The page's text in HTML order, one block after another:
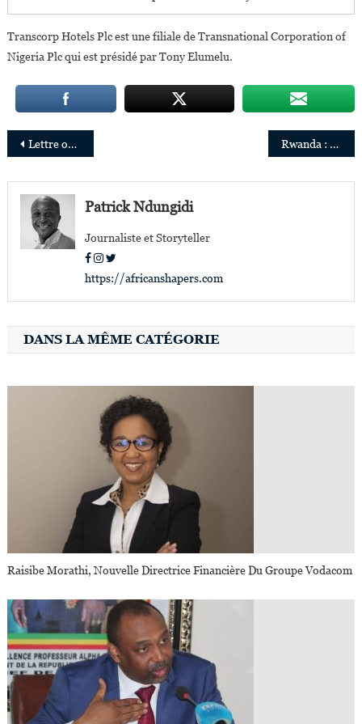
Transcorp Hotels Plc est une filiale de Transnational Corporation of
Nigeria Plc qui est présidé par Tony Elumelu.
Navigation
de
l’article
Lettre ouverte de Tony Elumelu aux entrepreneurs africains Rwanda : Faith Keza, 26 ans, experte des TIC, nommée au Rwanda Development board
Patrick Ndungidi
Journaliste et Storyteller
https://africanshapers.com
DANS LA MÊME CATÉGORIE
Raisibe Morathi, Nouvelle Directrice Financière Du Groupe Vodacom